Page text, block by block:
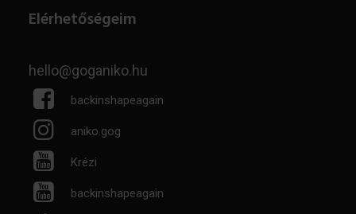
Elérhetőségeim
hello@goganiko.hu
backinshapeagain
aniko.gog
Krézi
backinshapeagain